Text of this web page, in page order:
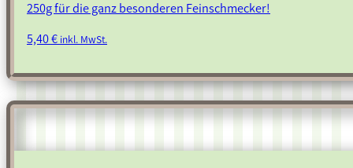
250g für die ganz besonderen Feinschmecker!
5,40€ inkl. MwSt.